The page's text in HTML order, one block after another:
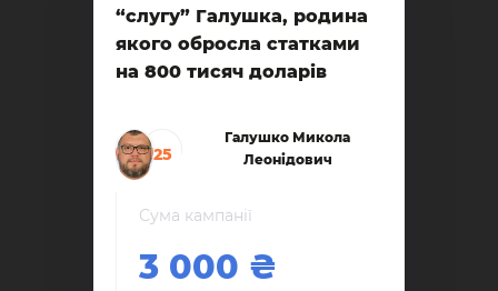
“слугу” Галушка, родина
якого обросла статками
на 800 тисяч доларів
25
Галушко Микола
Леонідович
Сума кампанії
3 000